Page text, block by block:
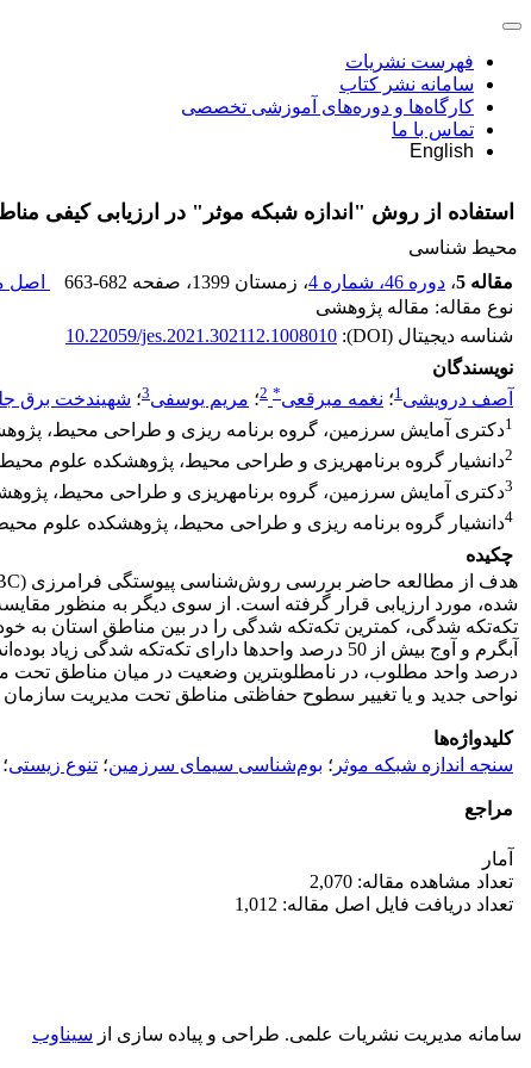
فهرست نشریات
سامانه نشر کتاب
کارگاه‌ها و دوره‌های آموزشی تخصصی
تماس با ما
English
استفاده از روش "اندازه شبکه موثر" در ارزیابی کیفی
محیط شناسی
مقاله 5
، دوره 46، شماره 4 ، زمستان 1399 ، صفحه 663-682 اصل
نوع مقاله: مقاله پژوهشی
شناسه دیجیتال (DOI):
10.22059/jes.2021.302112.1008010
نویسندگان
آصف درویشی1؛ نغمه مبرقعی*
2؛ مریم یوسفی3؛ شهیندخت برق
1دکتری آمایش سرزمین، گروه برنامه ریزی و طراحی محیط،
2دانشیار گروه برنامهریزی و طراحی محیط، پژوهشکده علوم
3دکتری آمایش سرزمین، گروه برنامهریزی و طراحی محیط،
4دانشیار گروه برنامه ریزی و طراحی محیط، پژوهشکده علوم
چکیده
آبگرم و آوج بیش از 50 درصد واحدها دارای
درصد واحد مطلوب، در نامطلوبترین وضعیت در میان مناطق تحت
نواحی جدید و یا تغییر سطوح حفاظتی مناطق تحت مدیریت سازمان
کلیدواژه‌ها
سنجه اندازه شبکه موثر ؛ بوم‌شناسی سیمای سرزمین؛ تنوع زیستی؛
مراجع
آمار
تعداد مشاهده مقاله: 2,070
تعداد دریافت فایل اصل مقاله: 1,012
سامانه مدیریت نشریات علمی. طراحی و پیاده سازی از سیناوب